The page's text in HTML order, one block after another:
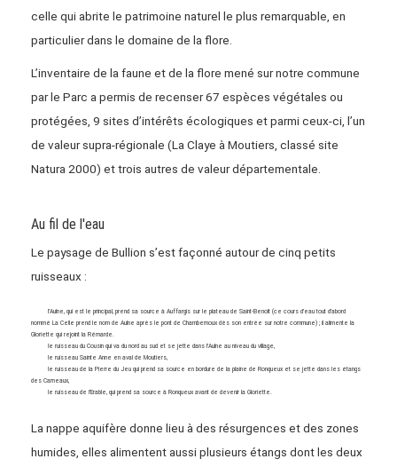
celle qui abrite le patrimoine naturel le plus remarquable, en
particulier dans le domaine de la flore.
L’inventaire de la faune et de la flore mené sur notre commune
par le Parc a permis de recenser 67 espèces végétales ou
protégées, 9 sites d’intérêts écologiques et parmi ceux-ci, l’un
de valeur supra-régionale (La Claye à Moutiers, classé site
Natura 2000) et trois autres de valeur départementale.
Au fil de l'eau
Le paysage de Bullion s’est façonné autour de cinq petits
ruisseaux :
l’Aulne, qui est le principal, prend sa source à Auffargis sur le plateau de Saint-Benoît (ce cours d’eau tout d’abord
nommé La Celle prend le nom de Aulne après le pont de Chambernoux dès son entrée sur notre commune) ; il alimente la
Gloriette qui rejoint la Rémarde.
le ruisseau du Cousin qui va du nord au sud et se jette dans l’Aulne au niveau du village,
le ruisseau Sainte Anne en aval de Moutiers,
le ruisseau de la Pierre du Jeu qui prend sa source en bordure de la plaine de Ronqueux et se jette dans les étangs
des Carneaux,
le ruisseau de l’Erable, qui prend sa source à Ronqueux avant de devenir la Gloriette.
La nappe aquifère donne lieu à des résurgences et des zones
humides, elles alimentent aussi plusieurs étangs dont les deux